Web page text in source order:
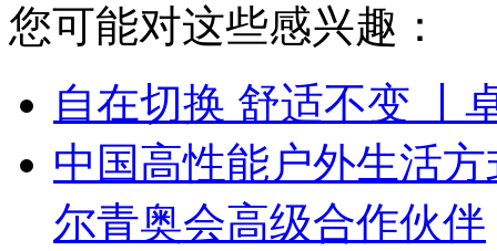
您可能对这些感兴趣：
自在切换 舒适不变 丨
中国高性能户外生活
尔青奥会高级合作伙伴